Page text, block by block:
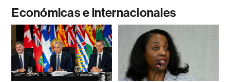
Económicas e internacionales